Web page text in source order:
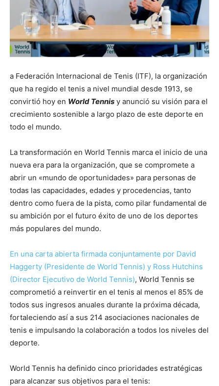
a Federación Internacional de Tenis (ITF), la organización
que ha regido el tenis a nivel mundial desde 1913, se
convirtió hoy en World Tennis y anunció su visión para el
crecimiento sostenible a largo plazo de este deporte en
todo el mundo.
La transformación en World Tennis marca el inicio de una
nueva era para la organización, que se compromete a
abrir un «mundo de oportunidades» para personas de
todas las capacidades, edades y procedencias, tanto
dentro como fuera de la pista, como pilar fundamental de
su ambición por el futuro éxito de uno de los deportes
más populares del mundo.
En una carta abierta firmada conjuntamente por David
Haggerty (Presidente de World Tennis) y Ross Hutchins
(Director Ejecutivo de World Tennis), World Tennis se
comprometió a reinvertir en el tenis al menos el 85% de
todos sus ingresos anuales durante la próxima década,
fortaleciendo así a sus 214 asociaciones nacionales de
tenis e impulsando la colaboración a todos los niveles del
deporte.
World Tennis ha definido cinco prioridades estratégicas
para alcanzar sus objetivos para el tenis: